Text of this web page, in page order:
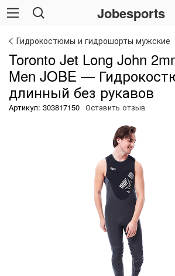
Гидрокостюмы и гидрошорты мужские
Toronto Jet Long John
Men JOBE —
длинный без рукавов
Артикул: 303817150 Оставить отзыв
Jobesports